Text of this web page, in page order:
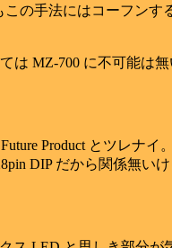
の手法にはコーフン
は MZ-700 に不可能は
Product とツレナイ
DIP だから関係無い